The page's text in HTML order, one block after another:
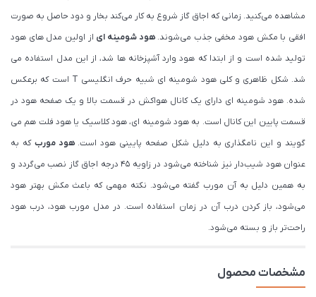
مشاهده می‌کنید. زمانی که اجاق گاز شروع به کار می‌کند بخار و دود حاصل به صورت
افقی با مکش هود مخفی جذب می‌شوند.هود شومینه ای از اولین مدل های هود
تولید شده است و از ابتدا که هود وارد آشپزخانه ها شد، از این مدل استفاده می
شد. شکل ظاهری و کلی هود شومینه ای شبیه حرف انگلیسی T است که برعکس
شده. هود شومینه ای دارای یک کانال هواکش در قسمت بالا و یک صفحه هود در
قسمت پایین این کانال است. به هود شومینه ای، هود کلاسیک یا هود فلت هم می
گویند و این نامگذاری به دلیل شکل صفحه پایینی هود است.هود مورب که به
عنوان هود شیب‌دار نیز شناخته می‌شود در زاویه ۴۵ درجه اجاق گاز نصب می‌گردد و
به همین دلیل به آن مورب گفته می‌شود. نکته مهمی که باعث مکش بهتر هود
می‌شود، باز کردن درب آن در زمان استفاده است. در مدل مورب هود، درب هود
راحت‌تر باز و بسته می‌شود.
مشخصات محصول